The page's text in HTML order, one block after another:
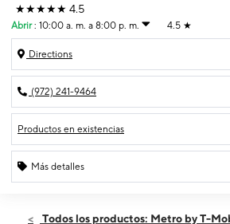
★★★★★ 4.5
Abrir : 10:00 a. m. a 8:00 p. m. 4.5 ★
Directions
(972) 241-9464
Productos en existencias
Más detalles
Viernes:10:00 a. m. a 8:00 p. m.
Todos los productos: Metro by T-